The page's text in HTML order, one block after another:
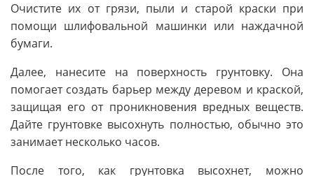
Очистите их от грязи, пыли и старой краски при
помощи шлифовальной машинки или наждачной
бумаги.
Далее, нанесите на поверхность грунтовку. Она
помогает создать барьер между деревом и краской,
защищая его от проникновения вредных веществ.
Дайте грунтовке высохнуть полностью, обычно это
занимает несколько часов.
После того, как грунтовка высохнет, можно